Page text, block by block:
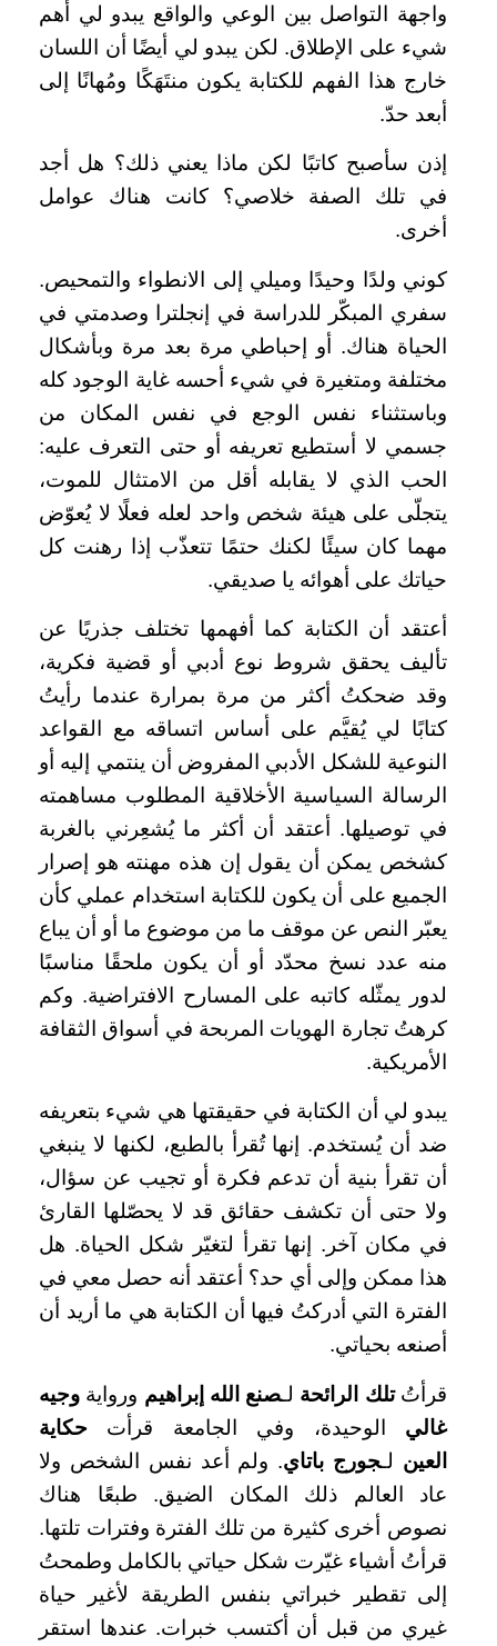
واجهة التواصل بين الوعي والواقع يبدو لي أهم
شيء على الإطلاق. لكن يبدو لي أيضًا أن اللسان
خارج هذا الفهم للكتابة يكون منتَهَكًا ومُهانًا إلى
أبعد حدّ.
إذن سأصبح كاتبًا لكن ماذا يعني ذلك؟ هل أجد
في تلك الصفة خلاصي؟ كانت هناك عوامل
أخرى.
كوني ولدًا وحيدًا وميلي إلى الانطواء والتمحيص.
سفري المبكّر للدراسة في إنجلترا وصدمتي في
الحياة هناك. أو إحباطي مرة بعد مرة وبأشكال
مختلفة ومتغيرة في شيء أحسه غاية الوجود كله
وباستثناء نفس الوجع في نفس المكان من
جسمي لا أستطيع تعريفه أو حتى التعرف عليه:
الحب الذي لا يقابله أقل من الامتثال للموت،
يتجلّى على هيئة شخص واحد لعله فعلًا لا يُعوّض
مهما كان سيئًا لكنك حتمًا تتعذّب إذا رهنت كل
حياتك على أهوائه يا صديقي.
أعتقد أن الكتابة كما أفهمها تختلف جذريًا عن
تأليف يحقق شروط نوع أدبي أو قضية فكرية،
وقد ضحكتُ أكثر من مرة بمرارة عندما رأيتُ
كتابًا لي يُقيَّم على أساس اتساقه مع القواعد
النوعية للشكل الأدبي المفروض أن ينتمي إليه أو
الرسالة السياسية الأخلاقية المطلوب مساهمته
في توصيلها. أعتقد أن أكثر ما يُشعِرني بالغربة
كشخص يمكن أن يقول إن هذه مهنته هو إصرار
الجميع على أن يكون للكتابة استخدام عملي كأن
يعبّر النص عن موقف ما من موضوع ما أو أن يباع
منه عدد نسخ محدّد أو أن يكون ملحقًا مناسبًا
لدور يمثّله كاتبه على المسارح الافتراضية. وكم
كرهتُ تجارة الهويات المربحة في أسواق الثقافة
الأمريكية.
يبدو لي أن الكتابة في حقيقتها هي شيء بتعريفه
ضد أن يُستخدم. إنها تُقرأ بالطبع، لكنها لا ينبغي
أن تقرأ بنية أن تدعم فكرة أو تجيب عن سؤال،
ولا حتى أن تكشف حقائق قد لا يحصّلها القارئ
في مكان آخر. إنها تقرأ لتغيّر شكل الحياة. هل
هذا ممكن وإلى أي حد؟ أعتقد أنه حصل معي في
الفترة التي أدركتُ فيها أن الكتابة هي ما أريد أن
أصنعه بحياتي.
قرأتُتلك الرائحة لـصنع الله إبراهيم ورواية وجيه
غالي الوحيدة، وفي الجامعة قرأت حكاية
العين لـجورج باتاي. ولم أعد نفس الشخص ولا
عاد العالم ذلك المكان الضيق. طبعًا هناك
نصوص أخرى كثيرة من تلك الفترة وفترات تلتها.
قرأتُ أشياء غيّرت شكل حياتي بالكامل وطمحتُ
إلى تقطير خبراتي بنفس الطريقة لأغير حياة
غيري من قبل أن أكتسب خبرات. عندها استقر